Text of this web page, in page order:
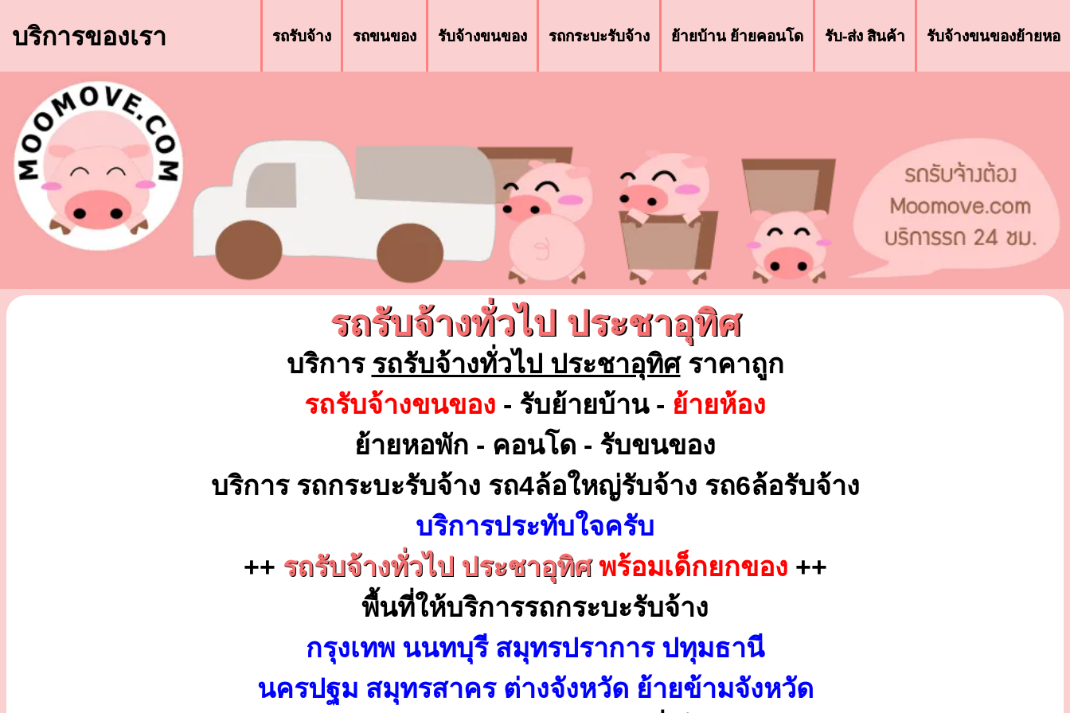
บริการของเรา รถรับจ้าง รถขนของ รับจ้างขนของ รถกระบะรับจ้าง ย้ายบ้าน ย้ายคอนโด รับ-ส่ง สินค้า รับจ้างขนของย้ายหอ
รถรับจ้างทั่วไป ประชาอุทิศ
บริการ รถรับจ้างทั่วไป ประชาอุทิศราคาถูก
รถรับจ้างขนของ - รับย้ายบ้าน - ย้ายห้อง
ย้ายหอพัก - คอนโด - รับขนของ
บริการ รถกระบะรับจ้าง รถ4ล้อใหญ่รับจ้าง รถ6ล้อรับจ้าง
บริการประทับใจครับ
++ รถรับจ้างทั่วไป ประชาอุทิศพร้อมเด็กยกของ ++
พื้นที่ให้บริการรถกระบะรับจ้าง
กรุงเทพ นนทบุรี สมุทรปราการ ปทุมธานี
นครปฐม สมุทรสาคร ต่างจังหวัด ย้ายข้ามจังหวัด